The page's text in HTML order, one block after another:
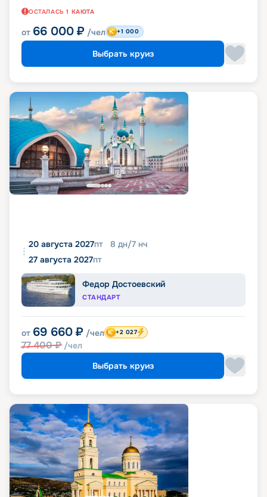
ОСТАЛАСЬ 1 КАЮТА
от 66 000 ₽ /чел +1 000
Выбрать круиз
20 августа 2027пт 8 дн/7 нч
27 августа 2027пт
Федор Достоевский
СТАНДАРТ
от 69 660 ₽ /чел
77 400₽ /чел
+2 027
Выбрать круиз